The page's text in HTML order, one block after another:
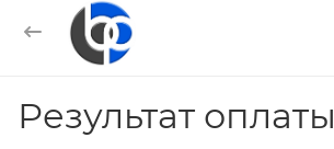
Результат оплаты